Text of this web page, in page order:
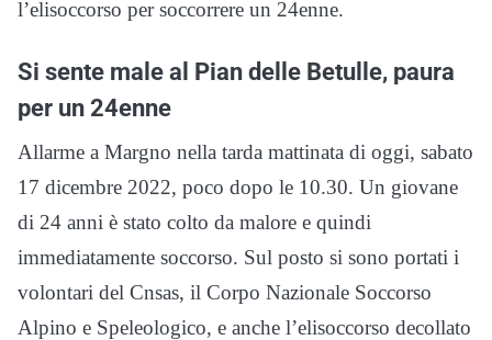
l’elisoccorso per soccorrere un 24enne.
Si sente male al Pian delle Betulle, paura
per un 24enne
Allarme a Margno nella tarda mattinata di oggi, sabato
17 dicembre 2022, poco dopo le 10.30. Un giovane
di 24 anni è stato colto da malore e quindi
immediatamente soccorso. Sul posto si sono portati i
volontari del Cnsas, il Corpo Nazionale Soccorso
Alpino e Speleologico, e anche l’elisoccorso decollato